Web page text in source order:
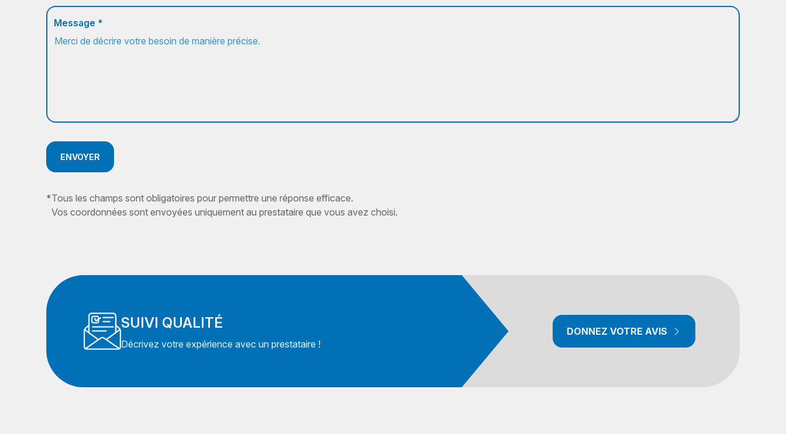
Message *
ENVOYER
*Tous les champs sont obligatoires pour permettre une réponse efficace.
Vos coordonnées sont envoyées uniquement au prestataire que vous avez choisi.
SUIVI QUALITÉ
Décrivez votre expérience avec un prestataire !
DONNEZ VOTRE AVIS